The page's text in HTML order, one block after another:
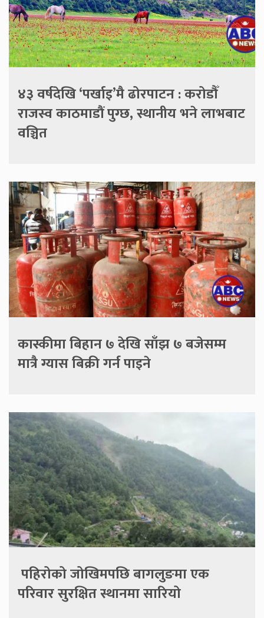
४३ वर्षदेखि ‘पर्खाइ’मै ढोरपाटन : करोडौँ
राजस्व काठमाडौं पुग्छ, स्थानीय भने लाभबाट
वञ्चित
कास्कीमा बिहान ७ देखि साँझ ७ बजेसम्म
मात्रै ग्यास बिक्री गर्न पाइने
पहिरोको जोखिमपछि बागलुङमा एक
परिवार सुरक्षित स्थानमा सारियो